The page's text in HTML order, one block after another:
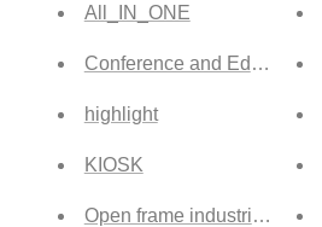
All_IN_ONE
Conference and Education
highlight
KIOSK
Open frame industrial panel